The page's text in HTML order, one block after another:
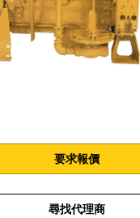
要求報價
尋找代理商